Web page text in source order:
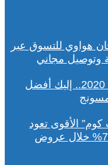
هواوي للتسوق عبر
وتوصيل مجاني
تخفيضات الجمعة البيضاء 2020.. إليك أفضل
الأقوى تعود
مجدداً.. تخفيضات حتى 70% خلال عروض